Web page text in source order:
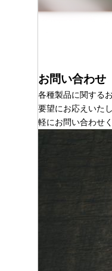
お問い合わせ
各種製品に関する
要望にお応えいた
軽にお問い合わせく